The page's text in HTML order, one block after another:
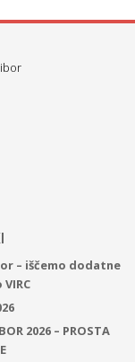
– iščemo dodatne
2026 – PROSTA